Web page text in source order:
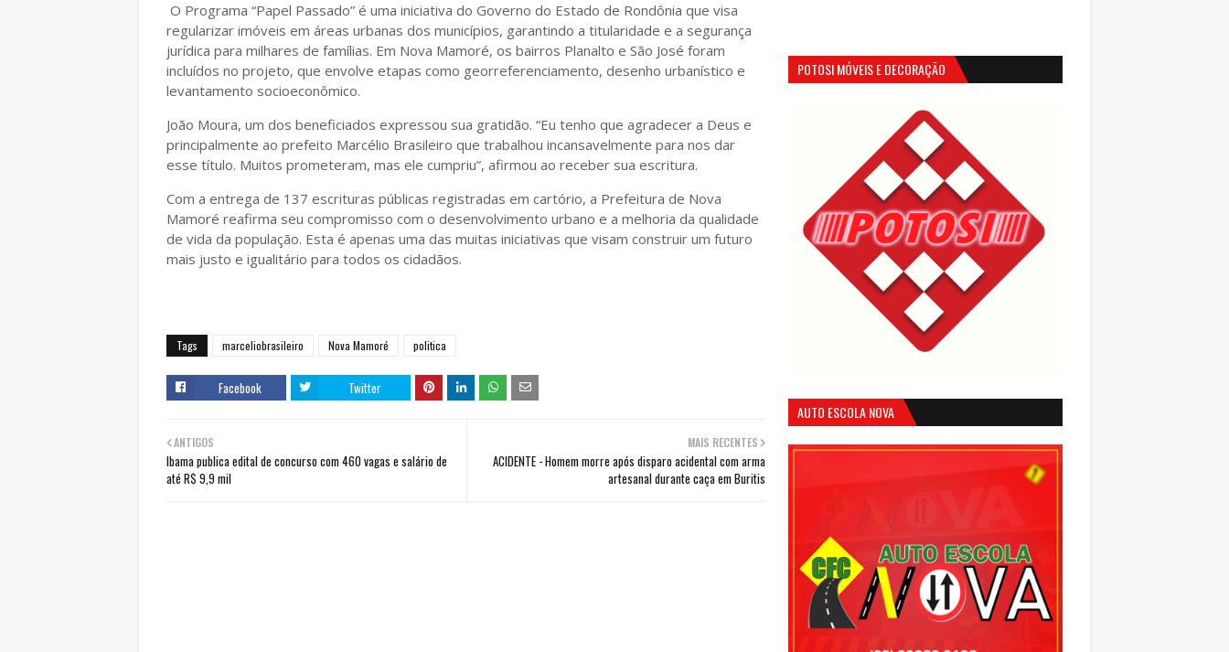
O Programa “Papel Passado” é uma iniciativa do Governo do Estado de Rondônia que visa
regularizar imóveis em áreas urbanas dos municípios, garantindo a titularidade e a segurança
jurídica para milhares de famílias. Em Nova Mamoré, os bairros Planalto e São José foram
incluídos no projeto, que envolve etapas como georreferenciamento, desenho urbanístico e
levantamento socioeconômico.
João Moura, um dos beneficiados expressou sua gratidão. “Eu tenho que agradecer a Deus e
principalmente ao prefeito Marcélio Brasileiro que trabalhou incansavelmente para nos dar
esse título. Muitos prometeram, mas ele cumpriu”, afirmou ao receber sua escritura.
Com a entrega de 137 escrituras públicas registradas em cartório, a Prefeitura de Nova
Mamoré reafirma seu compromisso com o desenvolvimento urbano e a melhoria da qualidade
de vida da população. Esta é apenas uma das muitas iniciativas que visam construir um futuro
mais justo e igualitário para todos os cidadãos.
Tags marceliobrasileiro Nova Mamoré politica
Facebook Twitter
MAIS RECENTES
ACIDENTE - Homem morre após disparo acidental com arma
artesanal durante caça em Buritis
ANTIGOS
Ibama publica edital de concurso com 460 vagas e salário de
até R$ 9,9 mil
POTOSI MÓVEIS E DECORAÇÃO
AUTO ESCOLA NOVA